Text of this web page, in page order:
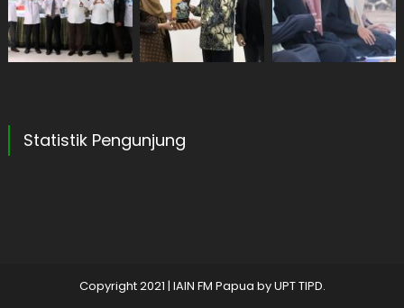
Statistik Pengunjung
Copyright 2021 | IAIN FM Papua byUPT TIPD.